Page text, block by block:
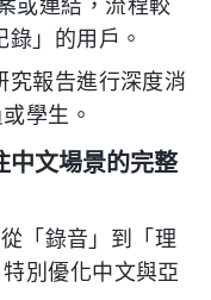
或連結，流程較
」的用戶。
究報告進行深度消
學生。
文場景的完整
「錄音」到「理
別優化中文與亞